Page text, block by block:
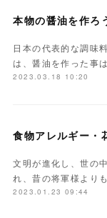
本物の醤油を作ろ
日本の代表的な調味
は、醤油を作った事
2023.03.18 10:20
文明が進化し、世の
れ、昔の将軍様より
2023.01.23 09:44